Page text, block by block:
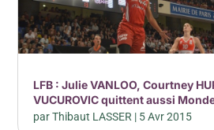
LFB : Julie VANLOO, Courtney
VUCUROVIC quittent aussi
parThibaut LASSER | 5 Avr 2015